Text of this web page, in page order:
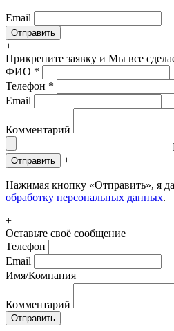
Email
+
Прикрепите заявку и Мы все
ФИО *
Телефон *
Email
Комментарий
Отправить +
Нажимая кнопку «Отправить», я
обработку персональных данных.
+
Оставьте своё сообщение
Телефон
Email
Имя/Компания
Комментарий
Отправить